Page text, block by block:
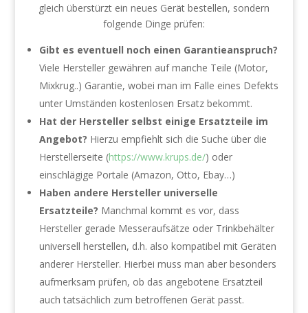
gleich überstürzt ein neues Gerät bestellen, sondern
folgende Dinge prüfen:
Gibt es eventuell noch einen Garantieanspruch?
Viele Hersteller gewähren auf manche Teile (Motor,
Mixkrug..) Garantie, wobei man im Falle eines Defekts
unter Umständen kostenlosen Ersatz bekommt.
Hat der Hersteller selbst einige Ersatzteile im
Angebot? Hierzu empfiehlt sich die Suche über die
Herstellerseite (https://www.krups.de/) oder
einschlägige Portale (Amazon, Otto, Ebay…)
Haben andere Hersteller universelle
Ersatzteile? Manchmal kommt es vor, dass
Hersteller gerade Messeraufsätze oder Trinkbehälter
universell herstellen, d.h. also kompatibel mit Geräten
anderer Hersteller. Hierbei muss man aber besonders
aufmerksam prüfen, ob das angebotene Ersatzteil
auch tatsächlich zum betroffenen Gerät passt.